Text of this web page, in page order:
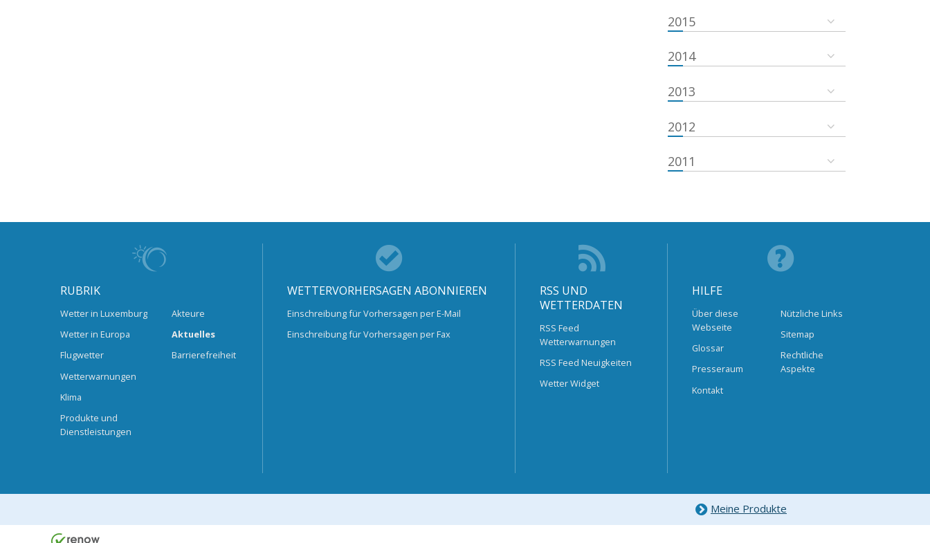
2015
2014
2013
2012
2011
RUBRIK
Wetter in Luxemburg
Wetter in Europa
Flugwetter
Wetterwarnungen
Klima
Produkte und
Dienstleistungen
Akteure
Aktuelles
Barrierefreiheit
WETTERVORHERSAGEN ABONNIEREN
Einschreibung für Vorhersagen per E-Mail
Einschreibung für Vorhersagen per Fax
RSS UND
WETTERDATEN
RSS Feed
Wetterwarnungen
RSS Feed Neuigkeiten
Wetter Widget
HILFE
Über diese
Webseite
Glossar
Presseraum
Kontakt
Nützliche Links
Sitemap
Rechtliche
Aspekte
Meine Produkte